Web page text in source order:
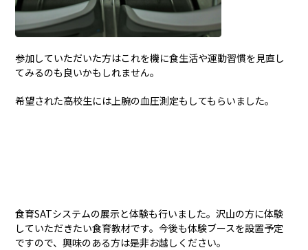
参加していただいた方はこれを機に食生活や運動習慣を見直し
てみるのも良いかもしれません。
希望された高校生には上腕の血圧測定もしてもらいました。
食育SATシステムの展示と体験も行いました。沢山の方に体験
していただきたい食育教材です。今後も体験ブースを設置予定
ですので、興味のある方は是非お越しください。